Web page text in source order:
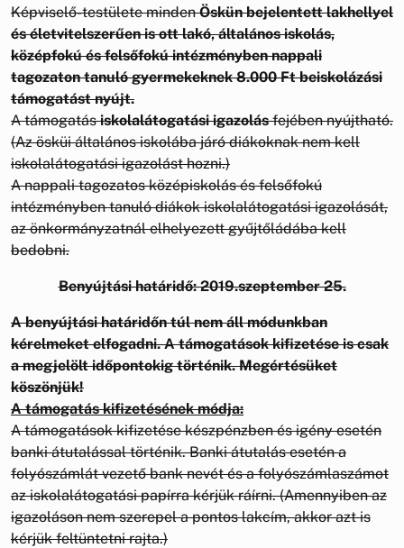
Képviselő-testülete mindenÖskün bejelentett lakhellyel
és életvitelszerűen is ott lakó, általános iskolás,
középfokú és felsőfokú intézményben nappali
tagozaton tanuló gyermekeknek 8.000 Ft beiskolázási
támogatást nyújt.
A támogatásiskolalátogatási igazolásfejében nyújtható.
(Az ösküi általános iskolába járó diákoknak nem kell
iskolalátogatási igazolást hozni.)
A nappali tagozatos középiskolás és felsőfokú
intézményben tanuló diákok iskolalátogatási igazolását,
az önkormányzatnál elhelyezett gyűjtőládába kell
bedobni.
Benyújtási határidő: 2019.szeptember 25.
A benyújtási határidőn túl nem áll módunkban
kérelmeket elfogadni. A támogatások kifizetése is csak
a megjelölt időpontokig történik. Megértésüket
köszönjük!
A támogatás kifizetésének módja:
A támogatások kifizetése készpénzben és igény esetén
banki átutalással történik. Banki átutalás esetén a
folyószámlát vezető bank nevét és a folyószámlaszámot
az iskolalátogatási papírra kérjük ráírni. (Amennyiben az
igazoláson nem szerepel a pontos lakcím, akkor azt is
kérjük feltüntetni rajta.)